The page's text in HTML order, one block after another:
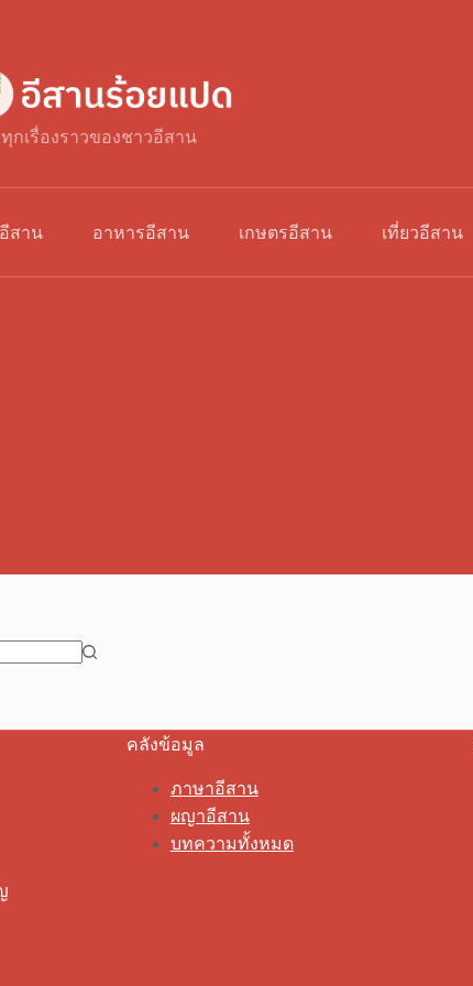
ทุกเรื่องราวของชาวอีสาน
สาน อาหารอีสาน เกษตรอีสาน เที่ยวอีสาน
คลังข้อมูล
ภาษาอีสาน
ผญาอีสาน
บทความทั้งหมด